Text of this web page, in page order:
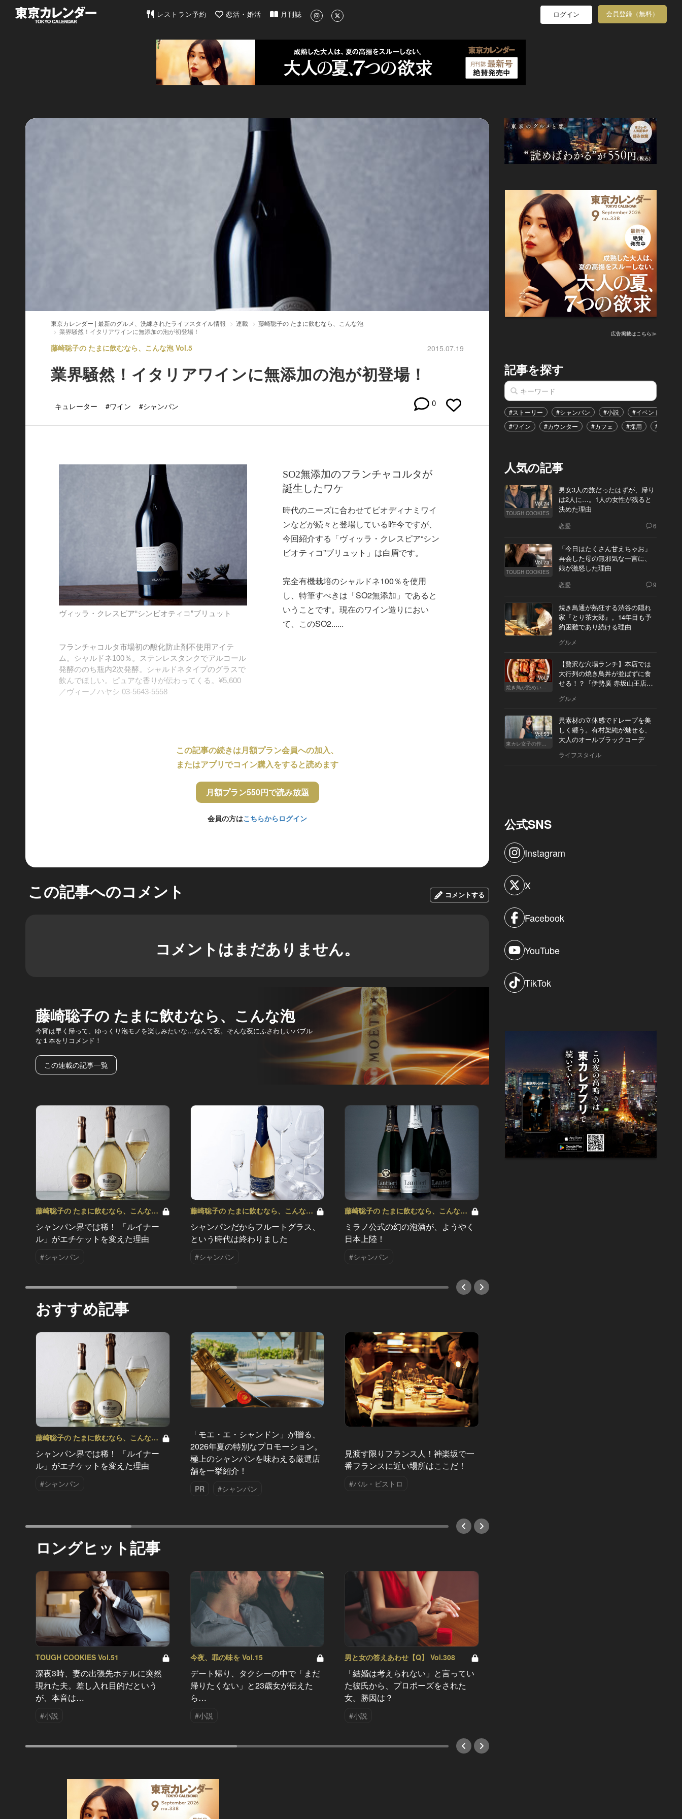
東京カレンダー | 最新のグルメ、洗練されたライフスタイル情報
レストラン予約 恋活・婚活 月刊誌 ログイン 会員登録（無料）
東京カレンダー | 最新のグルメ、洗練されたライフスタイル情報 連載
藤崎聡子の たまに飲むなら、こんな泡
業界騒然！イタリアワインに無添加の泡が初登場！
藤崎聡子の たまに飲むなら、こんな泡 Vol.5 2015.07.19
業界騒然！イタリアワインに無添加の泡が初登場！
キュレーター #ワイン #シャンパン 0
ヴィッラ・クレスピア“シンビオティコ”ブリュット
フランチャコルタ市場初の酸化防止剤不使用アイテ
ム。シャルドネ100％。ステンレスタンクでアルコール
発酵ののち瓶内2次発酵。シャルドネタイプのグラスで
飲んでほしい。ピュアな香りが伝わってくる。¥5,600
／ヴィーノハヤシ 03-5643-5558
SO2無添加のフランチャコルタが
誕生したワケ
時代のニーズに合わせてビオディナミワイ
ンなどが続々と登場している昨今ですが、
今回紹介する「ヴィッラ・クレスピア“シン
ビオティコ”ブリュット」は白眉です。
完全有機栽培のシャルドネ100％を使用
し、特筆すべきは「SO2無添加」であると
いうことです。現在のワイン造りにおい
て、このSO2......
この記事の続きは月額プラン会員への加入、
またはアプリでコイン購入をすると読めます
月額プラン550円で読み放題
会員の方はこちらからログイン
この記事へのコメント コメントする
コメントはまだありません。
藤崎聡子の たまに飲むなら、こんな泡
今宵は早く帰って、ゆっくり泡モノを楽しみたいな…なんて夜。そんな夜にふさわしいバブル
な１本をリコメンド！
この連載の記事一覧
藤崎聡子の たまに飲むなら、こんな泡
シャンパン界では稀！ 「ルイナー
ル」がエチケットを変えた理由
#シャンパン
藤崎聡子の たまに飲むなら、こんな泡
シャンパンだからフルートグラス、
という時代は終わりました
#シャンパン
藤崎聡子の たまに飲むなら、こんな泡
ミラノ公式の幻の泡酒が、ようやく
日本上陸！
#シャンパン
おすすめ記事
藤崎聡子の たまに飲むなら、こんな泡
シャンパン界では稀！ 「ルイナー
ル」がエチケットを変えた理由
#シャンパン
「モエ・エ・シャンドン」が贈る、
2026年夏の特別なプロモーション。
極上のシャンパンを味わえる厳選店
舗を一挙紹介！
PR #シャンパン
見渡す限りフランス人！神楽坂で一
番フランスに近い場所はここだ！
#バル・ビストロ
ロングヒット記事
TOUGH COOKIES Vol.51
深夜3時、妻の出張先ホテルに突然
現れた夫。差し入れ目的だという
が、本音は…
#小説
今夜、罪の味を Vol.15
デート帰り、タクシーの中で「まだ
帰りたくない」と23歳女が伝えた
ら…
#小説
男と女の答えあわせ【Q】 Vol.308
「結婚は考えられない」と言ってい
た彼氏から、プロポーズをされた
女。勝因は？
#小説
広告掲載はこちら≫
記事を探す
#ストーリー #シャンパン #小説 #イベント
#ワイン
#カウンター #カフェ #採用 #恋愛
人気の記事
Vol.74
TOUGH COOKIES
男女3人の旅だったはずが、帰り
は2人に…。1人の女性が残ると
決めた理由
恋愛 6
Vol.73
TOUGH COOKIES
「今日はたくさん甘えちゃお」
再会した母の無邪気な一言に、
娘が激怒した理由
恋愛 9
焼き鳥通が熱狂する渋谷の隠れ
家『とり茶太郎』。14年目も予
約困難であり続ける理由
グルメ
Vol.7
焼き鳥が艶めいてきた
【贅沢な穴場ランチ】本店では
大行列の焼き鳥丼が並ばずに食
せる！？『伊勢廣 赤坂山王店』
グルメ
Vol.53
東カレ女子の作り方
異素材の立体感でドレープを美
しく纏う。有村架純が魅せる、
大人のオールブラックコーデ
ライフスタイル
公式SNS
Instagram
X
Facebook
YouTube
TikTok